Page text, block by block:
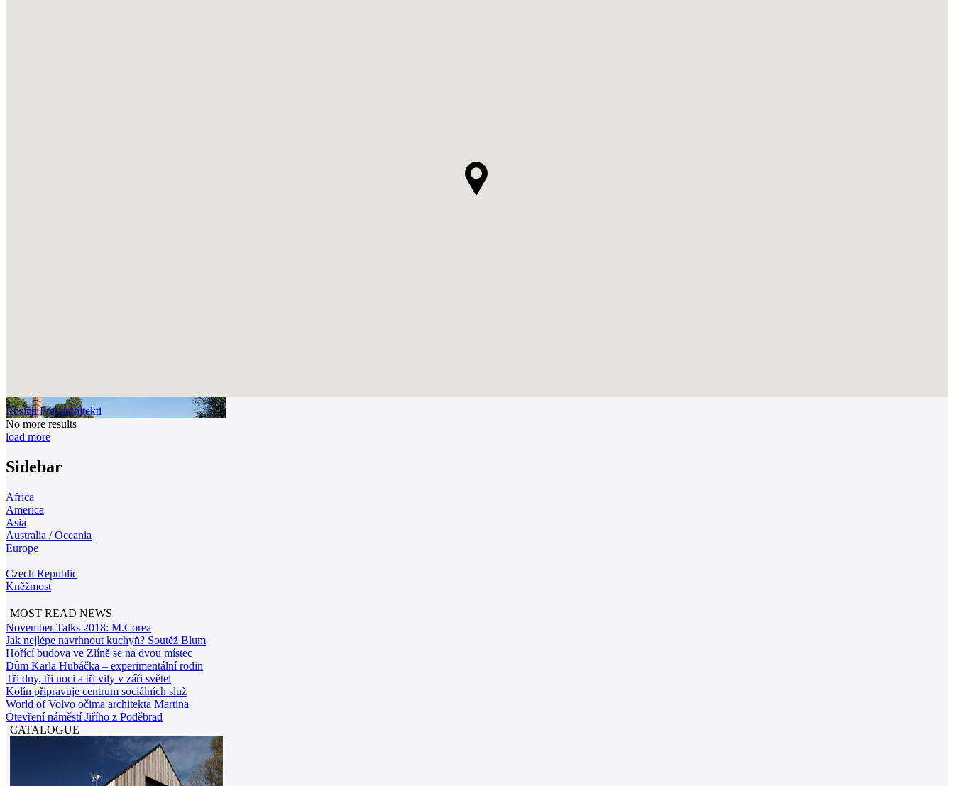
Rusina Frei architekti
No more results
load more
Sidebar
Africa
America
Asia
Australia / Oceania
Europe
Czech Republic
Kněžmost
MOST READ NEWS
November Talks 2018: M.Corea
Jak nejlépe navrhnout kuchyň? Soutěž Blum
Hořící budova ve Zlíně se na dvou místec
Dům Karla Hubáčka – experimentální rodin
Tři dny, tři noci a tři vily v záři světel
Kolín připravuje centrum sociálních služ
World of Volvo očima architekta Martina
Otevření náměstí Jiřího z Poděbrad
CATALOGUE